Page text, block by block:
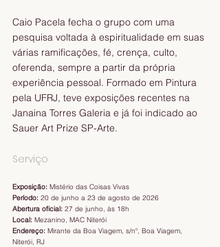
Caio Pacela fecha o grupo com uma
pesquisa voltada à espiritualidade em suas
várias ramificações, fé, crença, culto,
oferenda, sempre a partir da própria
experiência pessoal. Formado em Pintura
pela UFRJ, teve exposições recentes na
Janaina Torres Galeria e já foi indicado ao
Sauer Art Prize SP-Arte.
Serviço
Exposição: Mistério das Coisas Vivas
Período: 20 de junho a 23 de agosto de 2026
Abertura oficial: 27 de junho, às 18h
Local: Mezanino, MAC Niterói
Endereço: Mirante da Boa Viagem, s/nº, Boa Viagem,
Niterói, RJ